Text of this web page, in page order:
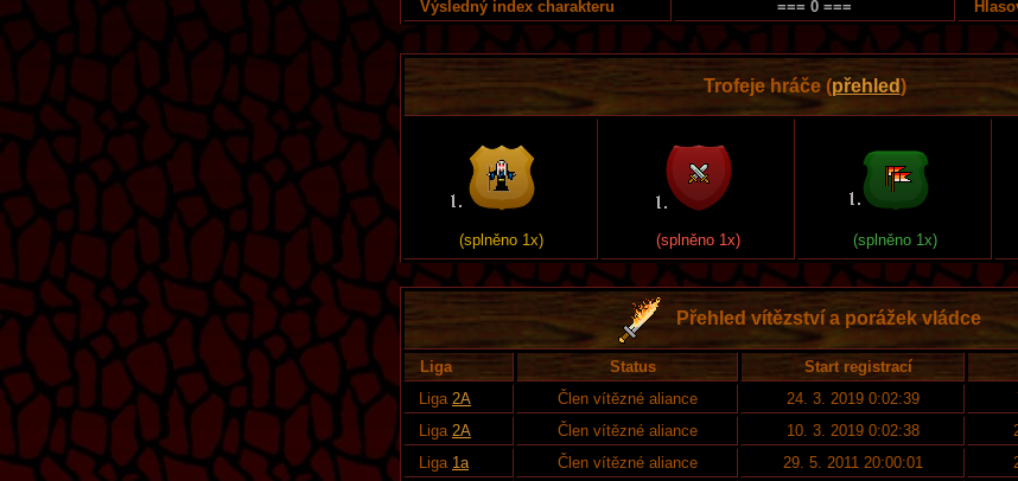
Výsledný index charakteru
=== 0 ===
Trofeje hráče (přehled)
(splněno 1x) (splněno 1x) (splněno 1x)
Přehled vítězství a porážek vládce
Liga Status Start registrací
Liga 2A Člen vítězné aliance 24. 3. 2019 0:02:39
Liga 2A Člen vítězné aliance 10. 3. 2019 0:02:38
Liga 1a Člen vítězné aliance 29. 5. 2011 20:00:01